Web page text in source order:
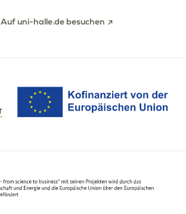
Auf uni-halle.de besuchen